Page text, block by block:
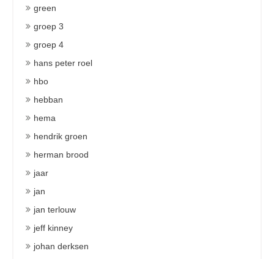
green
groep 3
groep 4
hans peter roel
hbo
hebban
hema
hendrik groen
herman brood
jaar
jan
jan terlouw
jeff kinney
johan derksen